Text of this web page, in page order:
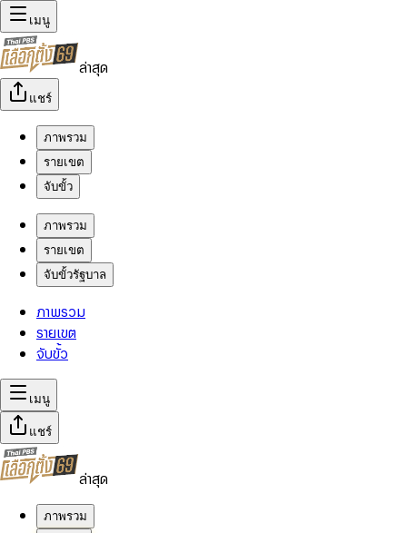
เมนู
ล่าสุด
แชร์
ภาพรวม
รายเขต
จับขั้ว
ภาพรวม
รายเขต
จับขั้วรัฐบาล
ภาพรวม
รายเขต
จับขั้ว
เมนู
แชร์
ล่าสุด
ภาพรวม